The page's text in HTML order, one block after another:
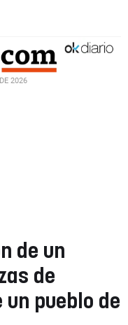
2026
de un
de
pueblo de